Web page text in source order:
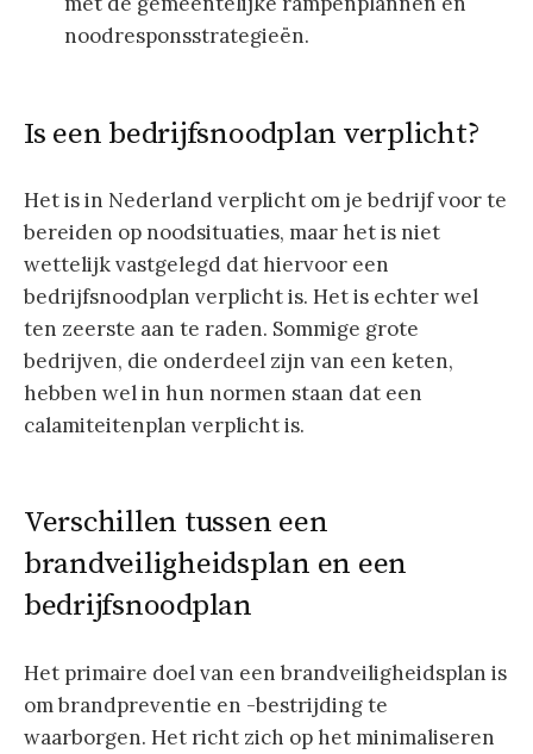
noodresponsstrategieën.
Is een bedrijfsnoodplan verplicht?
Het is in Nederland verplicht om je bedrijf voor te
bereiden op noodsituaties, maar het is niet
wettelijk vastgelegd dat hiervoor een
bedrijfsnoodplan verplicht is. Het is echter wel
ten zeerste aan te raden. Sommige grote
bedrijven, die onderdeel zijn van een keten,
hebben wel in hun normen staan dat een
calamiteitenplan verplicht is.
Verschillen tussen een
brandveiligheidsplan en een
bedrijfsnoodplan
Het primaire doel van een brandveiligheidsplan is
om brandpreventie en -bestrijding te
waarborgen. Het richt zich op het minimaliseren